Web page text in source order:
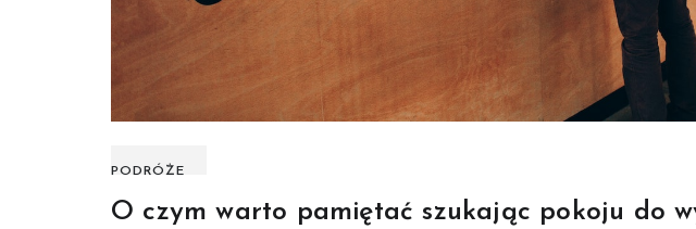
PODRÓŻE
O czym warto pamiętać szukając pokoju do